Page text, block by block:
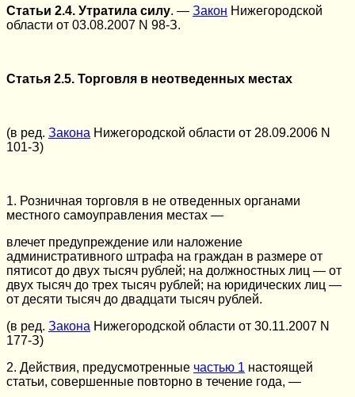
Статьи 2.4. Утратила силу. — Закон Нижегородской
области от 03.08.2007 N 98-З.
Статья 2.5. Торговля в неотведенных местах
(в ред. Закона Нижегородской области от 28.09.2006 N
101-З)
1. Розничная торговля в не отведенных органами
местного самоуправления местах —
влечет предупреждение или наложение
административного штрафа на граждан в размере от
пятисот до двух тысяч рублей; на должностных лиц — от
двух тысяч до трех тысяч рублей; на юридических лиц —
от десяти тысяч до двадцати тысяч рублей.
(в ред. Закона Нижегородской области от 30.11.2007 N
177-З)
2. Действия, предусмотренные частью 1 настоящей
статьи, совершенные повторно в течение года, —